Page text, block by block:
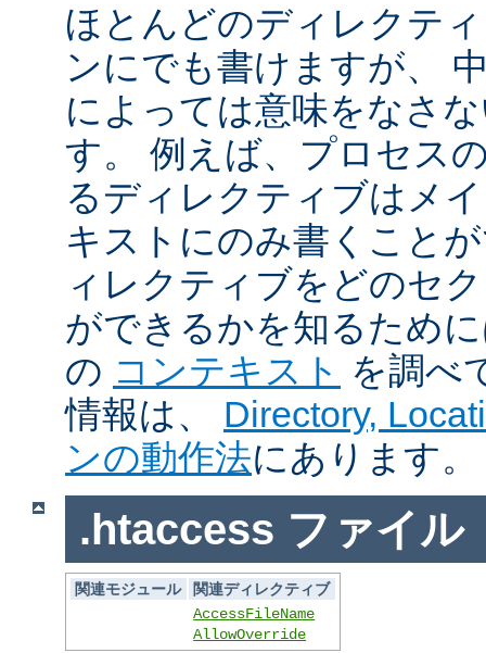
ほとんどのディレクテ
ンにでも書けますが、
によっては意味をなさ
す。 例えば、プロセス
るディレクティブはメ
キストにのみ書くこと
ィレクティブをどのセ
ができるかを知るため
の コンテキスト を調べ
情報は、 Directory,
ンの動作法にあります。
.htaccess ファイル
関連モジュール
関連ディレクティブ
AccessFileName
AllowOverride